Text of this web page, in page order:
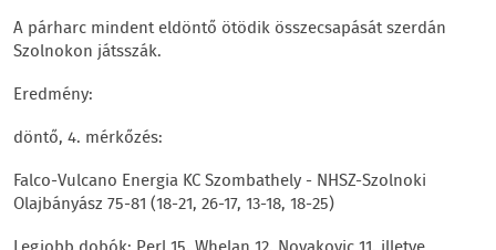
A párharc mindent eldöntő ötödik összecsapását szerdán
Szolnokon játsszák.
Eredmény:
döntő, 4. mérkőzés:
Falco-Vulcano Energia KC Szombathely - NHSZ-Szolnoki
Olajbányász 75-81 (18-21, 26-17, 13-18, 18-25)